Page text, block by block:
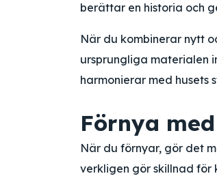
berättar en historia och
När du kombinerar nytt
ursprungliga materialen
harmonierar med husets
Förnya
När du förnyar, gör det
verkligen gör skillnad för